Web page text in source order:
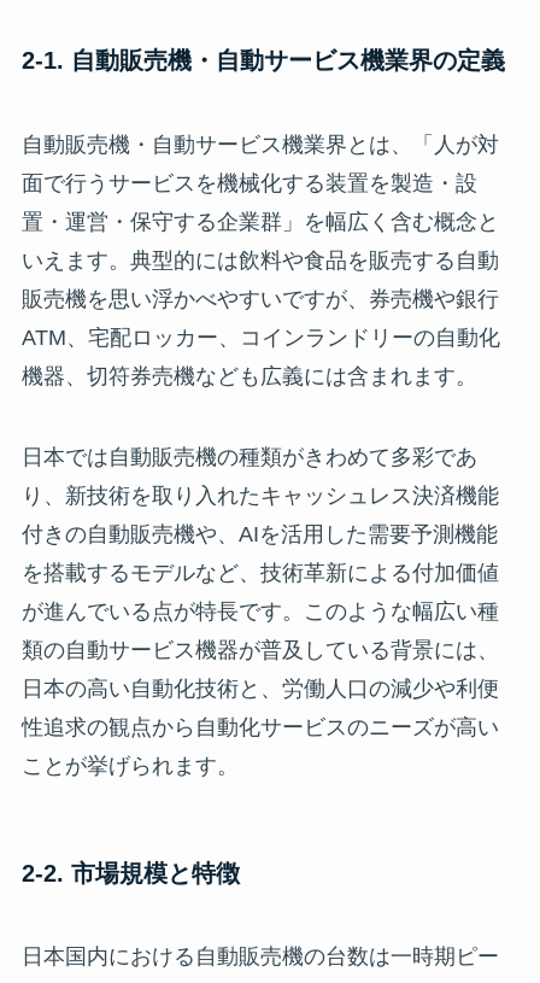
2-1. 自動販売機・自動サービス機業界の定義
自動販売機・自動サービス機業界とは、「人が対
面で行うサービスを機械化する装置を製造・設
置・運営・保守する企業群」を幅広く含む概念と
いえます。典型的には飲料や食品を販売する自動
販売機を思い浮かべやすいですが、券売機や銀行
ATM、宅配ロッカー、コインランドリーの自動化
機器、切符券売機なども広義には含まれます。
日本では自動販売機の種類がきわめて多彩であ
り、新技術を取り入れたキャッシュレス決済機能
付きの自動販売機や、AIを活用した需要予測機能
を搭載するモデルなど、技術革新による付加価値
が進んでいる点が特長です。このような幅広い種
類の自動サービス機器が普及している背景には、
日本の高い自動化技術と、労働人口の減少や利便
性追求の観点から自動化サービスのニーズが高い
ことが挙げられます。
2-2. 市場規模と特徴
日本国内における自動販売機の台数は一時期ピー